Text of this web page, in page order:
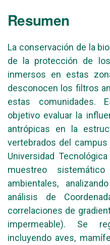
Resumen
La conservación de la
de la protección de
inmersos en estas
desconocen los filtros
estas comunidades.
objetivo evaluar la
antrópicas en la
vertebrados del
Universidad
muestreo
ambientales,
análisis de
correlaciones de
impermeable). Se
incluyendo aves,